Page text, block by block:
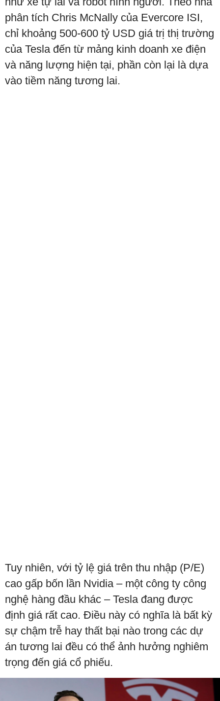
phân tích Chris McNally của Evercore ISI,
chỉ khoảng 500-600 tỷ USD giá trị thị trường
của Tesla đến từ mảng kinh doanh xe điện
và năng lượng hiện tại, phần còn lại là dựa
vào tiềm năng tương lai.
Tuy nhiên, với tỷ lệ giá trên thu nhập (P/E)
cao gấp bốn lần Nvidia – một công ty công
nghệ hàng đầu khác – Tesla đang được
định giá rất cao. Điều này có nghĩa là bất kỳ
sự chậm trễ hay thất bại nào trong các dự
án tương lai đều có thể ảnh hưởng nghiêm
trọng đến giá cổ phiếu.